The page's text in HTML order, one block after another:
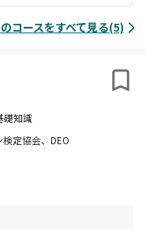
コースをすべて見る(5)
礎知識
検定協会、DEO